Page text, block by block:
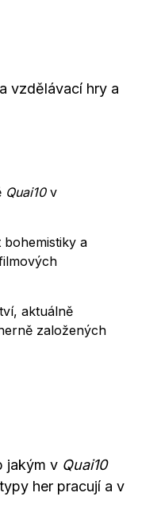
vzdělávací hry a
Quai10v
a
aktuálně
založených
jakým v Quai10
her pracují a v